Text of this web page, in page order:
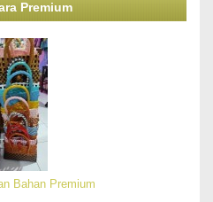
Premium
Bahan Premium